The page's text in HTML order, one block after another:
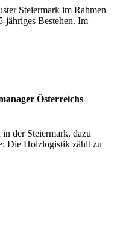
Steiermark im Rahmen
jähriges Bestehen. Im
Österreichs
der Steiermark, dazu
Die Holzlogistik zählt zu